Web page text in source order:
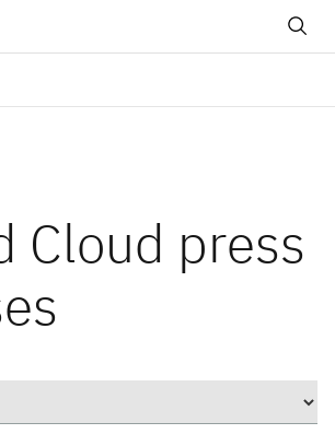
Cloud press